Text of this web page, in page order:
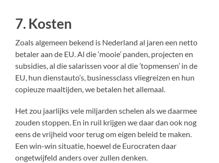
7. Kosten
Zoals algemeen bekend is Nederland al jaren een netto
betaler aan de EU. Al die ‘mooie’ panden, projecten en
subsidies, al die salarissen voor al die ’topmensen’ in de
EU, hun dienstauto’s, businessclass vliegreizen en hun
copieuze maaltijden, we betalen het allemaal.
Het zou jaarlijks vele miljarden schelen als we daarmee
zouden stoppen. En in ruil krijgen we daar dan ook nog
eens de vrijheid voor terug om eigen beleid te maken.
Een win-win situatie, hoewel de Eurocraten daar
ongetwijfeld anders over zullen denken.